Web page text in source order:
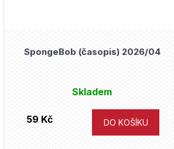
SpongeBob (časopis) 2026/04
Skladem
59 Kč DO KOŠÍKU